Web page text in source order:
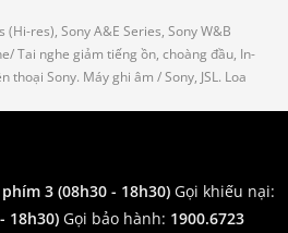
(Hi-res), Sony A&E Series, Sony W&B
/ Tai nghe giảm tiếng ồn, choàng đầu, In-
thoại Sony. Máy ghi âm / Sony, JSL. Loa
3 (08h30 - 18h30) Gọi khiếu nại:
18h30) Gọi bảo hành: 1900.6723